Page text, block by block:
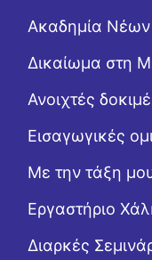
Ακαδημία
Δικαίωμα στη
Ανοιχτές
Εισαγωγικές
Με την τάξη
Εργαστήριo
Διαρκές